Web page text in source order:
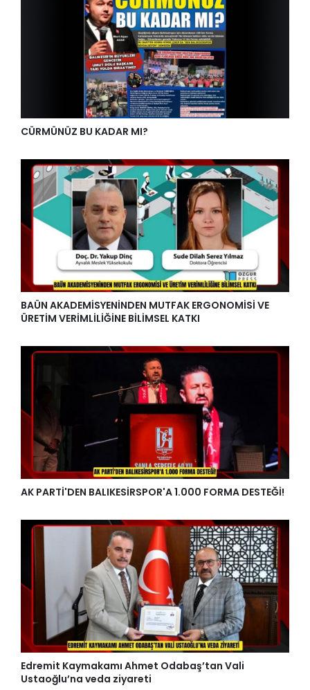
CÜRMÜNÜZ BU KADAR MI?
BAÜN AKADEMİSYENİNDEN MUTFAK ERGONOMİSİ VE
ÜRETİM VERİMLİLİĞİNE BİLİMSEL KATKI
AK PARTİ'DEN BALIKESİRSPOR'A 1.000 FORMA DESTEĞİ!
Edremit Kaymakamı Ahmet Odabaş’tan Vali
Ustaoğlu’na veda ziyareti